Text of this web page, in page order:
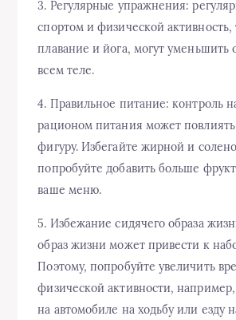
3. Регулярные упражнения:
спортом и физической активность,
плавание и йога, могут уменьшить
всем теле.
4. Правильное питание: контроль
рационом питания может
фигуру. Избегайте жирной и
попробуйте добавить больше
ваше меню.
5. Избежание сидячего образа
образ жизни может привести к
Поэтому, попробуйте увеличить
физической активности,
на автомобиле на ходьбу или езду